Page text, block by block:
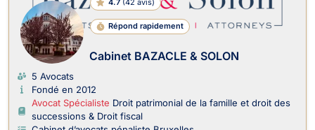
4.7 (42 avis)
Répond rapidement
Cabinet BAZACLE & SOLON
5 Avocats
Fondé en 2012
Avocat Spécialiste Droit patrimonial de la famille et droit des
successions & Droit fiscal